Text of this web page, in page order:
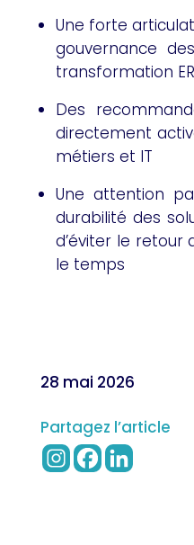
Une forte
gouvernance
transformation
Des
directement
métiers et IT
Une attention
durabilité des
d’éviter le retour
le temps
28 mai 2026
Partagez l’article